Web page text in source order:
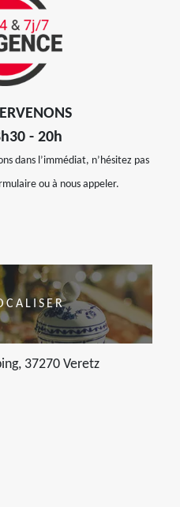
- 20h
dans l’immédiat, n’hésitez pas
ou à nous appeler.
37270 Veretz